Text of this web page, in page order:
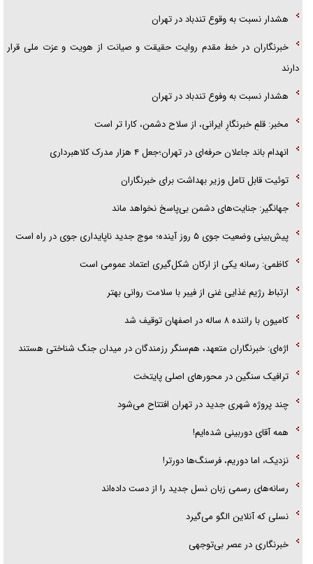
هشدار نسبت به وقوع تندباد در تهران
خبرنگاران در خط مقدم روایت حقیقت و صیانت از هویت و عزت ملی قرار
دارند
هشدار نسبت به وفوع تندباد در تهران
مخبر: قلمِ خبرنگارِ ایرانی، از سلاح دشمن، کارا تر است
انهدام باند جاعلان حرفه‌ای در تهران؛جعل ۴ هزار مدرک کلاهبرداری
توئیت قابل تامل وزیر بهداشت برای خبرنگاران
جهانگیر: جنایت‌های دشمن بی‌پاسخ نخواهد ماند
پیش‌بینی وضعیت جوی ۵ روز آینده؛ موج جدید ناپایداری جوی در راه است
کاظمی: رسانه یکی از ارکان شکل‌گیری اعتماد عمومی است
ارتباط رژیم غذایی غنی از فیبر با سلامت روانی بهتر
کامیون با راننده ۸ ساله در اصفهان توقیف شد
اژه‌ای: خبرنگاران متعهد، هم‌سنگر رزمندگان در میدان جنگ شناختی هستند
ترافیک سنگین در محورهای اصلی پایتخت
چند پروژه شهری جدید در تهران افتتاح می‌شود
همه آقای دوربینی شده‌ایم!
نزدیک، اما دوریم، فرسنگ‌ها دورتر!
رسانه‌های رسمی زبان نسل جدید را از دست داده‌اند
نسلی که آنلاین الگو می‌گیرد
‌خبرنگاری در عصر بی‌توجهی